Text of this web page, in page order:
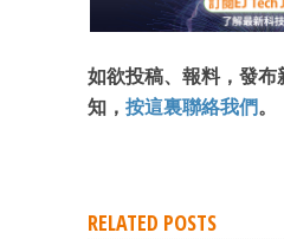
如欲投稿、報料，發布
知， 按這裏聯絡我們。
RELATED POSTS